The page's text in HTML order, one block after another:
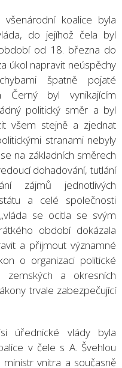
koalice byla
do jejíhož čela byl
od 18. března do
úkol napravit neúspěchy
špatně pojaté
Černý byl vynikajícím
politický směr a byl
všem stejně a zjednat
stranami nebyly
na základních směrech
dohadování, tutlání
zájmů jednotlivých
a celé společnosti
se ocitla se svým
období dokázala
a přijmout významné
o organizaci politické
a okresních
trvale zabezpečující
úřednické vlády byla
v čele s A. Švehlou
vnitra a současně